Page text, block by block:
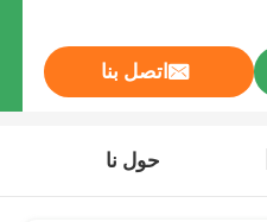
اتصل بنا
حول نا